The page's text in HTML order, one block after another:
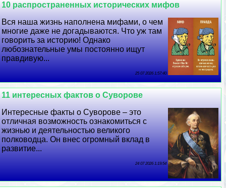
10 распространенных исторических мифов
Вся наша жизнь наполнена мифами, о чем
многие даже не догадываются. Что уж там
говорить за историю! Однако
любознательные умы постоянно ищут
правдивую...
25 07 2026 1:57:40
11 интересных фактов о Суворове
Интересные факты о Суворове – это
отличная возможность ознакомиться с
жизнью и деятельностью великого
полководца. Он внес огромный вклад в
развитие...
24 07 2026 1:19:54